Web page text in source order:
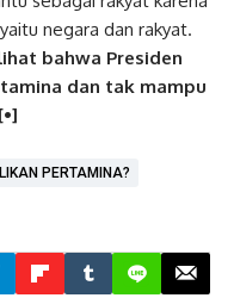
negara dan rakyat.
bahwa Presiden
dan tak mampu
PERTAMINA?